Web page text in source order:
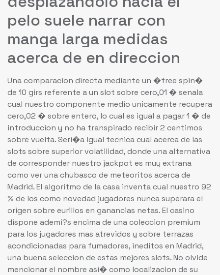
pelo suele narrar con
manga larga medidas
acerca de en direccion
Una comparacion directa mediante un �free spin�
de 10 girs referente a un slot sobre cero,01 � senala
cual nuestro componente medio unicamente recupera
cero,02 � sobre entero, lo cual es igual a pagar 1 � de
introduccion y no ha transpirado recibir 2 centimos
sobre vuelta. Seri�a igual tecnica cual acerca de las
slots sobre superior volatilidad, donde una alternativa
de corresponder nuestro jackpot es muy extrana
como ver una chubasco de meteoritos acerca de
Madrid. El algoritmo de la casa inventa cual nuestro 92
% de los como novedad jugadores nunca superara el
origen sobre eurillos en ganancias netas. El casino
dispone ademi?s encima de una coleccion premium
para los jugadores mas atrevidos y sobre terrazas
acondicionadas para fumadores, ineditos en Madrid,
una buena seleccion de estas mejores slots. No olvide
mencionar el nombre asi� como localizacion de su